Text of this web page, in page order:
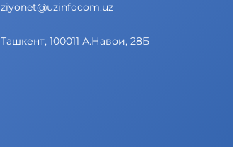
ziyonet@uzinfocom.uz
Ташкент, 100011 А.Навои, 28Б